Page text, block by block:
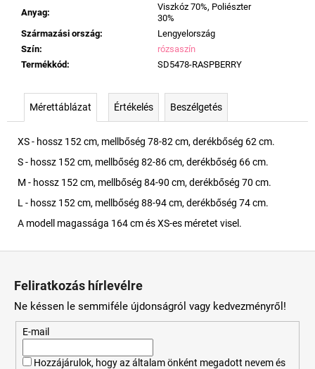
Anyag:
Viszkóz 70%, Poliészter
30%
Származási ország:
Lengyelország
Szín:
rózsaszín
Termékkód: SD5478-RASPBERRY
Mérettáblázat Értékelés Beszélgetés
XS - hossz 152 cm, mellbőség 78-82 cm, derékbőség 62 cm.
S - hossz 152 cm, mellbőség 82-86 cm, derékbőség 66 cm.
M - hossz 152 cm, mellbőség 84-90 cm, derékbőség 70 cm.
L - hossz 152 cm, mellbőség 88-94 cm, derékbőség 74 cm.
A modell magassága 164 cm és XS-es méretet visel.
Feliratkozás hírlevélre
Ne késsen le semmiféle újdonságról vagy kedvezményről!
E-mail
Hozzájárulok, hogy az általam önként megadott nevem és